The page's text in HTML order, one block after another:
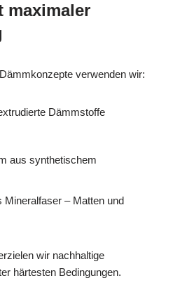
maximaler
verwenden wir:
Dämmstoffe
aus synthetischem
Mineralfaser – Matten und
wir nachhaltige
härtesten Bedingungen.